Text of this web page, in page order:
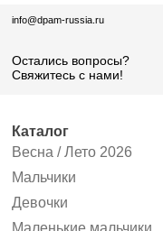
info@dpam-russia.ru
Остались вопросы?
Свяжитесь с нами!
Каталог
Весна / Лето 2026
Мальчики
Девочки